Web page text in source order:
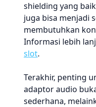
shielding yang
juga bisa menjadi
membutuhkan
Informasi lebih
slot.
Terakhir, penting
adaptor audio
sederhana,